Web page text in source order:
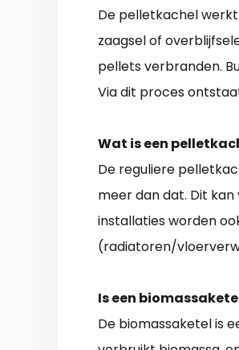
De pelletkachel
zaagsel of
pellets verbranden.
Via dit proces
Wat is een
De reguliere
meer dan dat. Dit
installaties worden
(radiatoren/
Is een
De biomassaketel is